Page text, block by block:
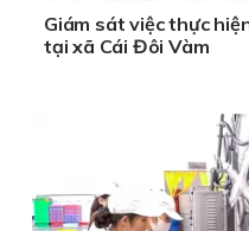
Giám sát việc thực
tại xã Cái Đôi Vàm